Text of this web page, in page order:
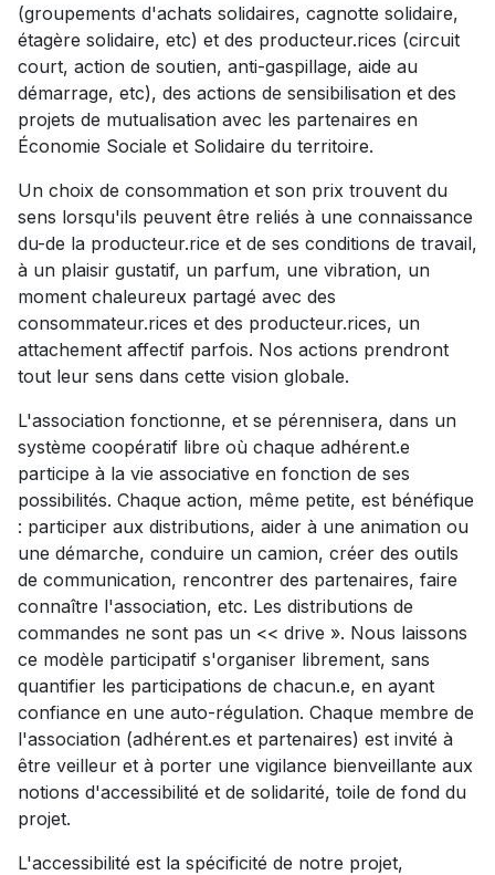
(groupements d'achats solidaires, cagnotte solidaire,
étagère solidaire, etc) et des producteur.rices (circuit
court, action de soutien, anti-gaspillage, aide au
démarrage, etc), des actions de sensibilisation et des
projets de mutualisation avec les partenaires en
Économie Sociale et Solidaire du territoire.
Un choix de consommation et son prix trouvent du
sens lorsqu'ils peuvent être reliés à une connaissance
du-de la producteur.rice et de ses conditions de travail,
à un plaisir gustatif, un parfum, une vibration, un
moment chaleureux partagé avec des
consommateur.rices et des producteur.rices, un
attachement affectif parfois. Nos actions prendront
tout leur sens dans cette vision globale.
L'association fonctionne, et se pérennisera, dans un
système coopératif libre où chaque adhérent.e
participe à la vie associative en fonction de ses
possibilités. Chaque action, même petite, est bénéfique
: participer aux distributions, aider à une animation ou
une démarche, conduire un camion, créer des outils
de communication, rencontrer des partenaires, faire
connaître l'association, etc. Les distributions de
commandes ne sont pas un << drive ». Nous laissons
ce modèle participatif s'organiser librement, sans
quantifier les participations de chacun.e, en ayant
confiance en une auto-régulation. Chaque membre de
l'association (adhérent.es et partenaires) est invité à
être veilleur et à porter une vigilance bienveillante aux
notions d'accessibilité et de solidarité, toile de fond du
projet.
L'accessibilité est la spécificité de notre projet,